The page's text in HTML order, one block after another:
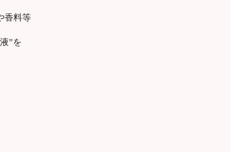
香料等
”を